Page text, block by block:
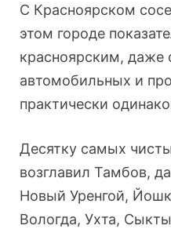
С Красноярском
этом городе
красноярским, даже
автомобильных и
практически
Десятку самых
возглавил Тамбов,
Новый Уренгой,
Вологда, Ухта,